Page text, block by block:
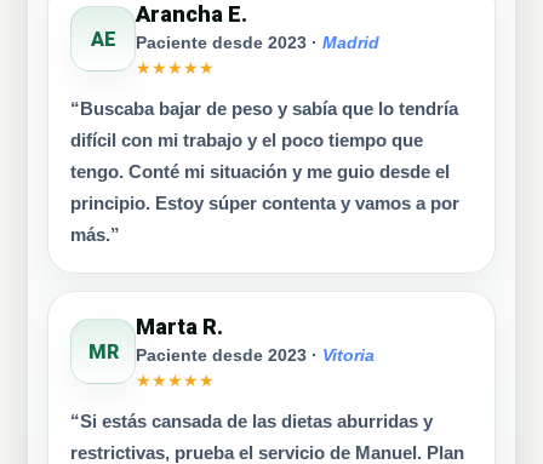
AE
Arancha E.
Paciente desde 2023 · Madrid
★★★★★
“Buscaba bajar de peso y sabía que lo tendría
difícil con mi trabajo y el poco tiempo que
tengo. Conté mi situación y me guio desde el
principio. Estoy súper contenta y vamos a por
más.”
MR
Marta R.
Paciente desde 2023 · Vitoria
★★★★★
“Si estás cansada de las dietas aburridas y
restrictivas, prueba el servicio de Manuel. Plan